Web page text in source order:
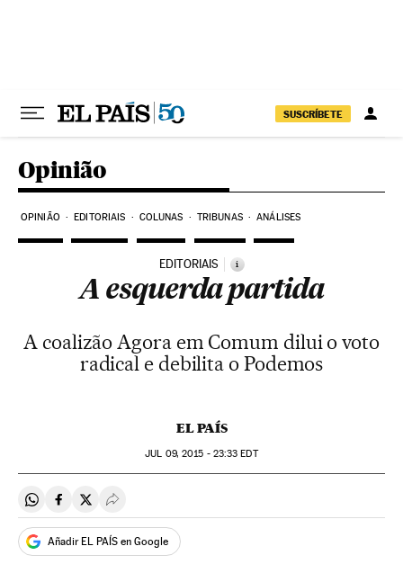
SUSCRÍBETE
Opinião
OPINIÃO EDITORIAIS COLUNAS TRIBUNAS ANÁLISES
EDITORIAIS i
A esquerda partida
A coalizão Agora em Comum dilui o voto
radical e debilita o Podemos
EL PAÍS
JUL 09, 2015 - 23:33 EDT
Compartir en Whatsapp
Compartir en Facebook
Compartir en Twitter
Desplegar Redes Sociales
Añadir EL PAÍS en Google